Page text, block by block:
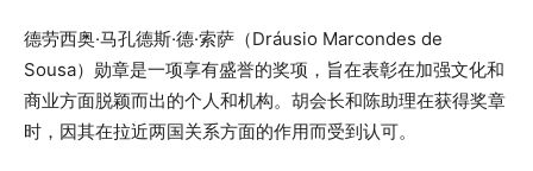
德劳西奥·马孔德斯·德·索萨（Dráusio Marcondes de
Sousa）勋章是一项享有盛誉的奖项，旨在表彰在加强文化和
商业方面脱颖而出的个人和机构。胡会长和陈助理在获得奖章
时，因其在拉近两国关系方面的作用而受到认可。